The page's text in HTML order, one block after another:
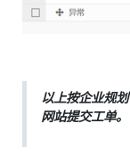
以上按企业规
网站提交工单。